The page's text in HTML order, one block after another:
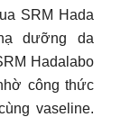
SRM Hada
dưỡng da
Hadalabo
công thức
vaseline.